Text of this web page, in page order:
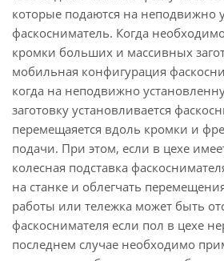
которые подаются на неподвижно
фаскосниматель. Когда
кромки больших и массивных
мобильная конфигурация
когда на неподвижно
заготовку установливается
перемещаяется вдоль кромки и
подачи. При этом, если в цехе
колесная подставка
на станке и облегчать
работы или тележка может быть
фаскоснимателя если пол в цехе
последнем случае необходимо